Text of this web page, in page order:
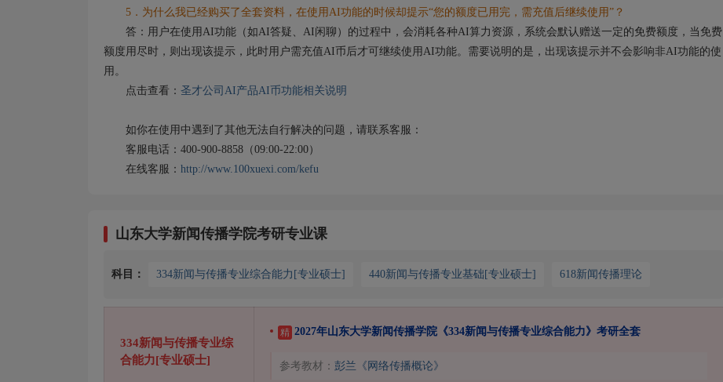
5．为什么我已经购买了全套资料，在使用AI功能的时候却提示“您的额度已用完，需充值后继续使用”？
答：用户在使用AI功能（如AI答疑、AI闲聊）的过程中，会消耗各种AI算力资源，系统会默认赠送一定的免费额度，当免费
额度用尽时，则出现该提示，此时用户需充值AI币后才可继续使用AI功能。需要说明的是，出现该提示并不会影响非AI功能的使
用。
点击查看： 圣才公司AI产品AI币功能相关说明
如你在使用中遇到了其他无法自行解决的问题，请联系客服：
客服电话：400-900-8858（09:00-22:00）
在线客服： http://www.100xuexi.com/kefu
山东大学新闻传播学院考研专业课
科目： 334新闻与传播专业综合能力[专业硕士] 440新闻与传播专业基础[专业硕士] 618新闻传播理论
334新闻与传播专业综
合能力[专业硕士]
精 2027年山东大学新闻传播学院《334新闻与传播专业综合能力》考研全套
参考教材： 彭兰《网络传播概论》